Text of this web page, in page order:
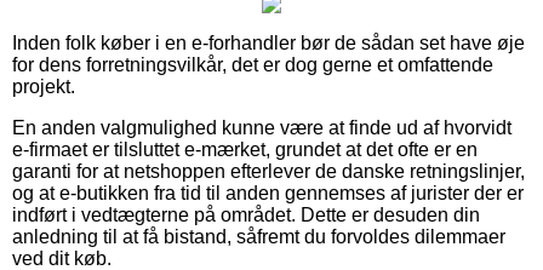
Inden folk køber i en e-forhandler bør de sådan set have øje
for dens forretningsvilkår, det er dog gerne et omfattende
projekt.
En anden valgmulighed kunne være at finde ud af hvorvidt
e-firmaet er tilsluttet e-mærket, grundet at det ofte er en
garanti for at netshoppen efterlever de danske retningslinjer,
og at e-butikken fra tid til anden gennemses af jurister der er
indført i vedtægterne på området. Dette er desuden din
anledning til at få bistand, såfremt du forvoldes dilemmaer
ved dit køb.